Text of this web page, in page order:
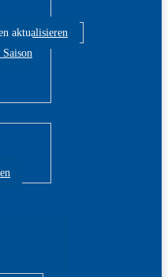
aktualisieren